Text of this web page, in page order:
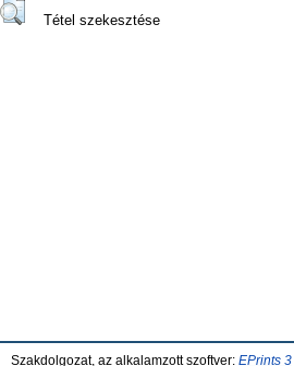
Tétel szekesztése
Szakdolgozat, az alkalamzott szoftver: EPrints 3